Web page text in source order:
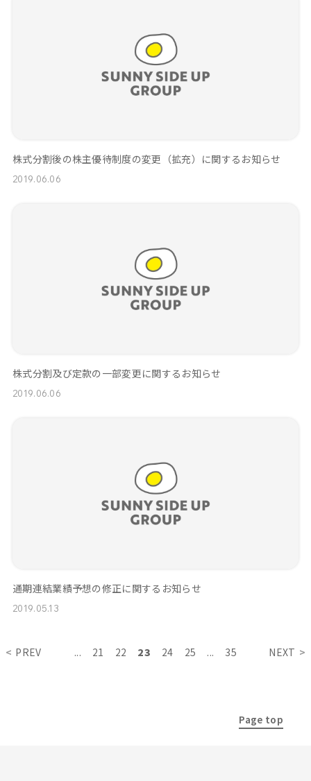
株式分割後の株主優待制度の変更（拡充）に関するお知らせ
2019.06.06
株式分割及び定款の一部変更に関するお知らせ
2019.06.06
通期連結業績予想の修正に関するお知らせ
2019.05.13
PREV ... 21 22 23 24 25 ... NEXT
35
Page top